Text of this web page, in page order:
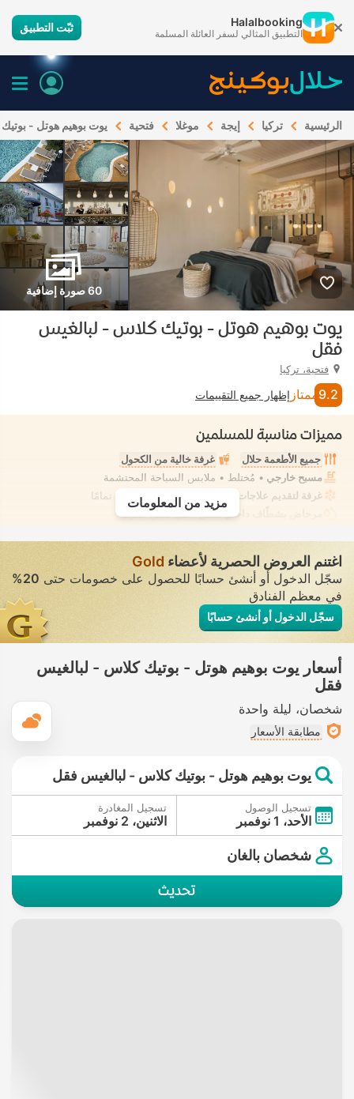
Halalbooking
التطبيق المثالي لسفر العائلة المسلمة ثبّت التطبيق
الرئيسية تركيا إيجة موغلا فتحية يوت بوهيم هوتل -
60 صورة إضافية
يوت بوهيم هوتل - بوتيك كلاس - لبالغيس
فقل
فتحية، تركيا
9.2 ممتاز إظهار جميع التقييمات
مميزات مناسبة للمسلمين
جميع الأطعمة حلال
غرفة خالية من الكحول
مسبح خارجي • مُختلط • ملابس السباحة المحتشمة
غرفة لتقديم علاجات السبا
• تأجير خاص • معزول تمامًا
مرحاض بشطّاف داخلي مدمج
• في بعض الغرف
مزيد من المعلومات
اغتنم العروض الحصرية لأعضاء Gold
سجّل الدخول أو أنشئ حسابًا للحصول على خصومات حتى20%
في معظم الفنادق
سجّل الدخول أو أنشئ حسابًا
أسعار يوت بوهيم هوتل - بوتيك كلاس - لبالغيس
فقل
شخصان ليلة واحدة
مطابقة الأسعار
يوت بوهيم هوتل - بوتيك كلاس - لبالغيس فقل
تسجيل الوصول
الأحد، 1 نوفمبر
تسجيل المغادرة
الاثنين، 2 نوفمبر
شخصان بالغان
تحديث